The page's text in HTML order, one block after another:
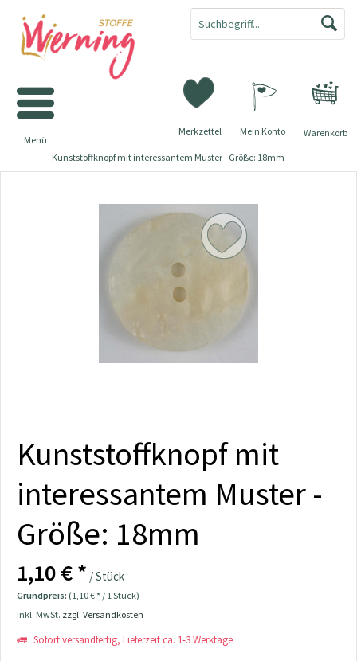
Warenkorb
Merkzettel Mein Konto
Menü
Kunststoffknopf mit interessantem Muster - Größe: 18mm
Kunststoffknopf mit
interessantem Muster -
Größe: 18mm
1,10 € * / Stück
Grundpreis: (1,10 € * / 1 Stück)
inkl. MwSt. zzgl. Versandkosten
Sofort versandfertig, Lieferzeit ca. 1-3 Werktage